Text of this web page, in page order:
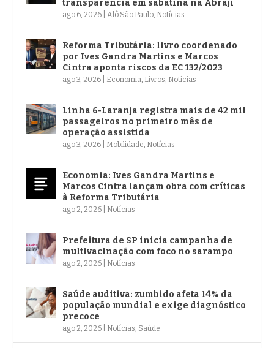
transparência em sabatina na Abraji
ago 6, 2026 |Alô São Paulo, Notícias
Reforma Tributária: livro coordenado
por Ives Gandra Martins e Marcos
Cintra aponta riscos da EC 132/2023
ago 3, 2026 Economia, Livros, Notícias
Linha 6-Laranja registra mais de 42 mil
passageiros no primeiro mês de
operação assistida
ago 3, 2026 Mobilidade, Notícias
Economia: Ives Gandra Martins e
Marcos Cintra lançam obra com críticas
à Reforma Tributária
ago 2, 2026 Notícias
Prefeitura de SP inicia campanha de
multivacinação com foco no sarampo
ago 2, 2026 Notícias
Saúde auditiva: zumbido afeta 14% da
população mundial e exige diagnóstico
precoce
ago 2, 2026 Notícias, Saúde